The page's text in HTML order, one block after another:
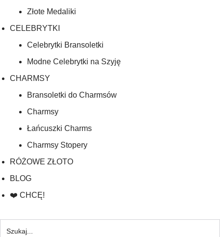
Złote Medaliki
CELEBRYTKI
Celebrytki Bransoletki
Modne Celebrytki na Szyję
CHARMSY
Bransoletki do Charmsów
Charmsy
Łańcuszki Charms
Charmsy Stopery
RÓŻOWE ZŁOTO
BLOG
❤️ CHCĘ!